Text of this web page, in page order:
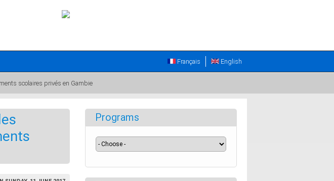
English
Français
scolaires privés en Gambie
Programs